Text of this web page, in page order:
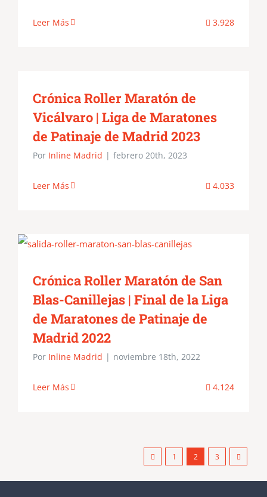
Leer Más 3.928
Crónica Roller Maratón de
Vicálvaro | Liga de Maratones
de Patinaje de Madrid 2023
Por Inline Madrid | febrero 20th, 2023
Leer Más 4.033
Crónica Roller Maratón de San
Blas-Canillejas | Final de la Liga
de Maratones de Patinaje de
Madrid 2022
Por Inline Madrid | noviembre 18th, 2022
Leer Más 4.124
1 2 3